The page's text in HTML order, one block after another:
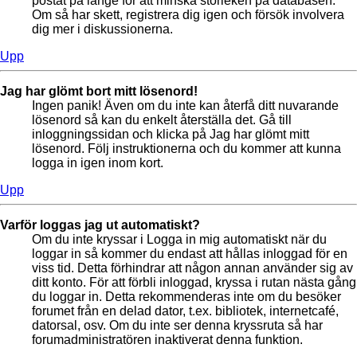
Om så har skett, registrera dig igen och försök involvera
dig mer i diskussionerna.
Upp
Jag har glömt bort mitt lösenord!
Ingen panik! Även om du inte kan återfå ditt nuvarande
lösenord så kan du enkelt återställa det. Gå till
inloggningssidan och klicka på Jag har glömt mitt
lösenord. Följ instruktionerna och du kommer att kunna
logga in igen inom kort.
Upp
Varför loggas jag ut automatiskt?
Om du inte kryssar i Logga in mig automatiskt när du
loggar in så kommer du endast att hållas inloggad för en
viss tid. Detta förhindrar att någon annan använder sig av
ditt konto. För att förbli inloggad, kryssa i rutan nästa gång
du loggar in. Detta rekommenderas inte om du besöker
forumet från en delad dator, t.ex. bibliotek, internetcafé,
datorsal, osv. Om du inte ser denna kryssruta så har
forumadministratören inaktiverat denna funktion.